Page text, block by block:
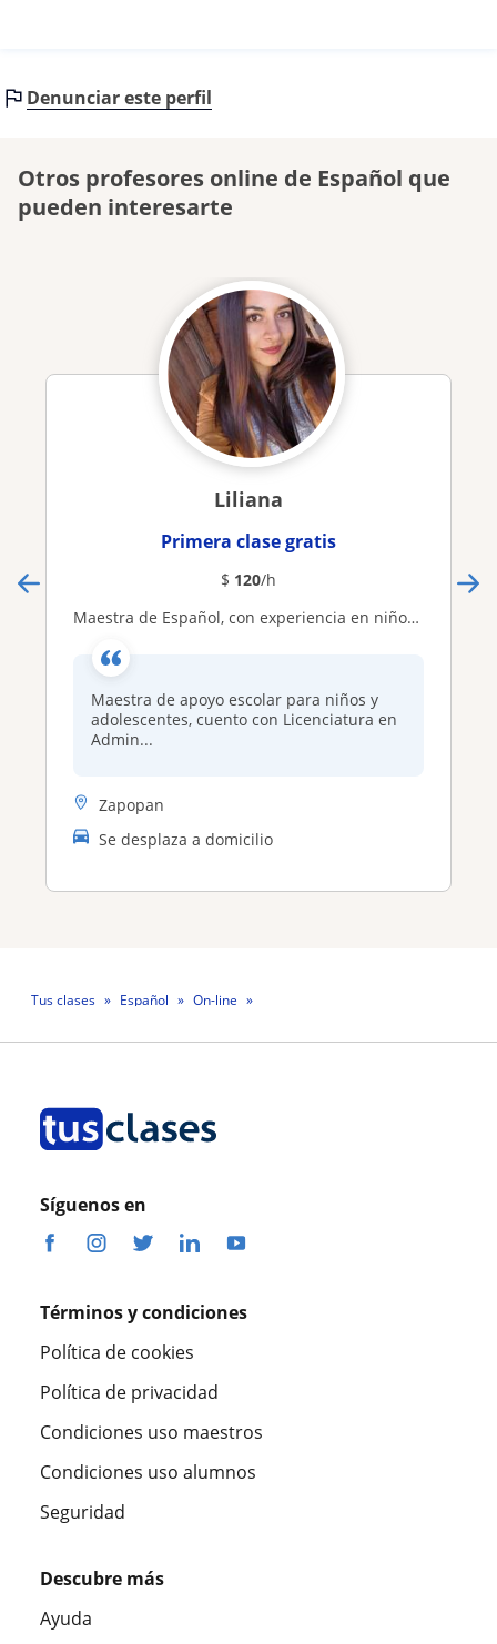
Denunciar este perfil
Otros profesores online de Español que
pueden interesarte
Liliana
Primera clase gratis
$ 120/h
Maestra de Español, con experiencia en niños y adolescentes
Maestra de apoyo escolar para niños y
adolescentes, cuento con Licenciatura en
Admin...
Zapopan
Se desplaza a domicilio
Tus clases Español
On-line
Síguenos en
Términos y condiciones
Política de cookies
Política de privacidad
Condiciones uso maestros
Condiciones uso alumnos
Seguridad
Descubre más
Ayuda